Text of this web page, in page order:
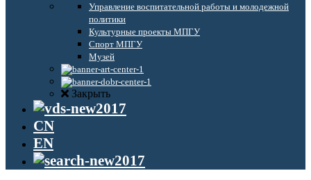
Управление воспитательной работы и молодежной
политики
Культурные проекты МПГУ
Спорт МПГУ
Музей
Закрыть
CN
EN